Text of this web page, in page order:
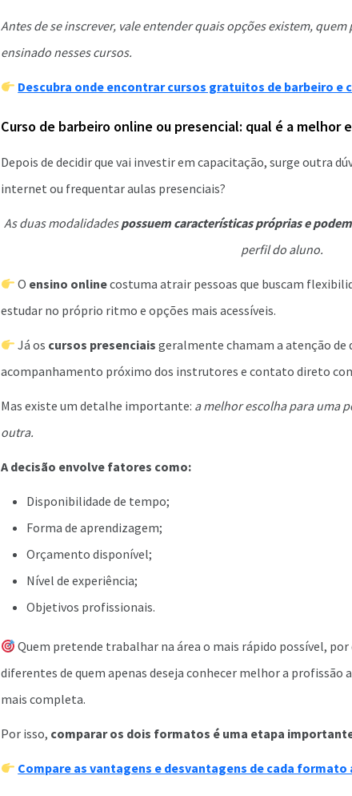
Antes de se inscrever, vale entender quais opções existem,
ensinado nesses cursos.
Descubra onde encontrar cursos gratuitos de barbeiro e
Curso de barbeiro online ou presencial: qual é a melhor
Depois de decidir que vai investir em capacitação, surge outra
internet ou frequentar aulas presenciais?
As duas modalidadespossuem características próprias e
perfil do aluno.
O ensino onlinecostuma atrair pessoas que buscam
estudar no próprio ritmo e opções mais acessíveis.
Já os cursos presenciais geralmente chamam a atenção de
acompanhamento próximo dos instrutores e contato direto
Mas existe um detalhe importante: a melhor escolha para uma
outra.
A decisão envolve fatores como:
Disponibilidade de tempo;
Forma de aprendizagem;
Orçamento disponível;
Nível de experiência;
Objetivos profissionais.
Quem pretende trabalhar na área o mais rápido possível,
diferentes de quem apenas deseja conhecer melhor a
mais completa.
Por isso, comparar os dois formatos é uma etapa
Compare as vantagens e desvantagens de cada